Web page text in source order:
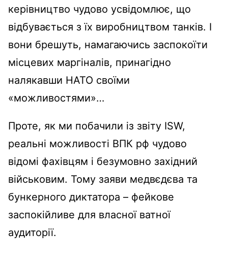
керівництво чудово усвідомлює, що
відбувається з їх виробництвом танків. І
вони брешуть, намагаючись заспокоїти
місцевих маргіналів, принагідно
налякавши НАТО своїми
«можливостями»…
Проте, як ми побачили із звіту ISW,
реальні можливості ВПК рф чудово
відомі фахівцям і безумовно західний
військовим. Тому заяви медвєдєва та
бункерного диктатора – фейкове
заспокійливе для власної ватної
аудиторії.